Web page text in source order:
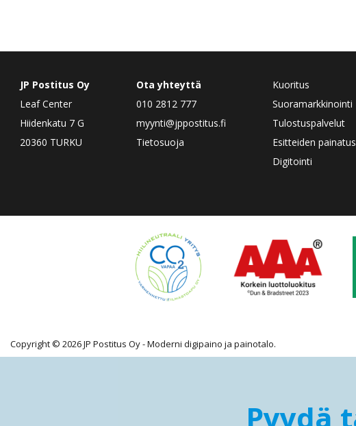
JP Postitus Oy
Leaf Center
Hiidenkatu 7 G
20360 TURKU
Ota yhteyttä
010 2812 777
myynti@jppostitus.fi
Tietosuoja
Kuoritus
Suoramarkkinointi
Tulostuspalvelut
Esitteiden painatus
Digitointi
Copyright © 2026 JP Postitus Oy - Moderni digipaino ja painotalo.